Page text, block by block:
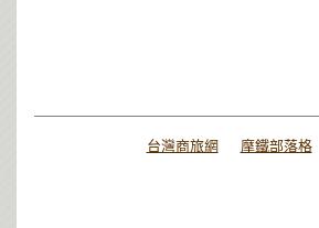
台灣商旅網 摩鐵部落格